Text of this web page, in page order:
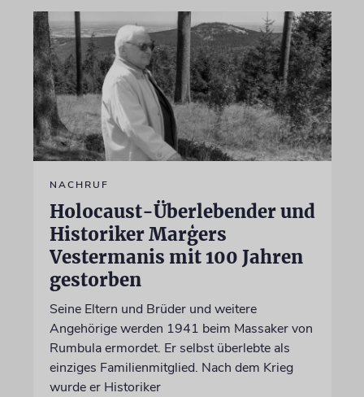
NACHRUF
Holocaust-Überlebender und
Historiker Marģers
Vestermanis mit 100 Jahren
gestorben
Seine Eltern und Brüder und weitere
Angehörige werden 1941 beim Massaker von
Rumbula ermordet. Er selbst überlebte als
einziges Familienmitglied. Nach dem Krieg
wurde er Historiker